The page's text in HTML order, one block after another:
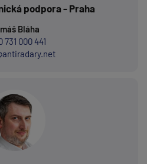
podpora - Praha
Bláha
731 000 441